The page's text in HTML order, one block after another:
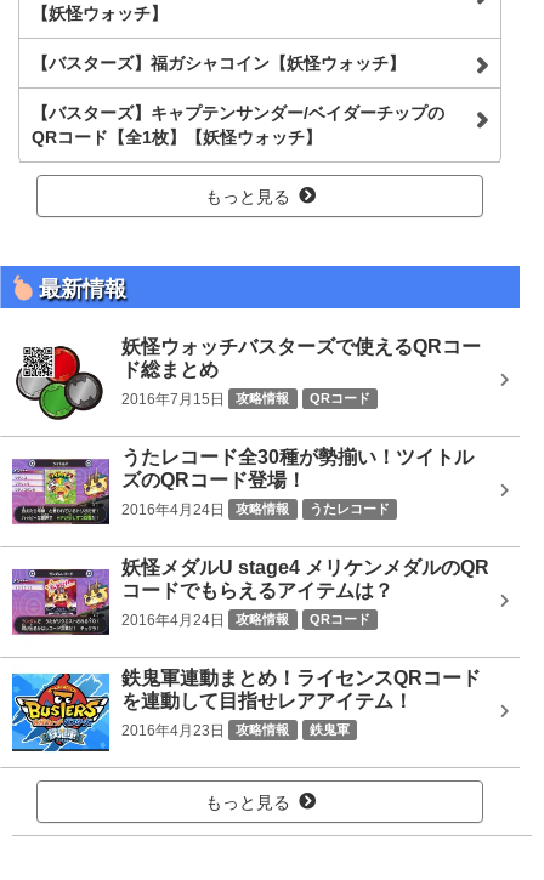
【妖怪ウォッチ】
【バスターズ】福ガシャコイン【妖怪ウォッチ】
【バスターズ】キャプテンサンダー/ベイダーチップの
QRコード【全1枚】【妖怪ウォッチ】
もっと見る
最新情報
妖怪ウォッチバスターズで使えるQRコー
ド総まとめ
2016年7月15日 攻略情報 QRコード
うたレコード全30種が勢揃い！ツイトル
ズのQRコード登場！
2016年4月24日 攻略情報 うたレコード
妖怪メダルU stage4 メリケンメダルのQR
コードでもらえるアイテムは？
2016年4月24日 攻略情報 QRコード
鉄鬼軍連動まとめ！ライセンスQRコード
を連動して目指せレアアイテム！
2016年4月23日 攻略情報 鉄鬼軍
もっと見る